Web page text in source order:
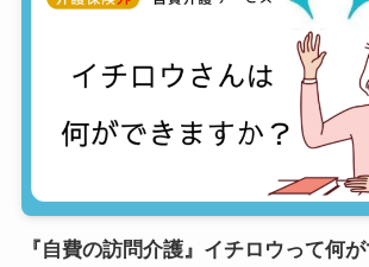
『自費の訪問介護』イチロウって何